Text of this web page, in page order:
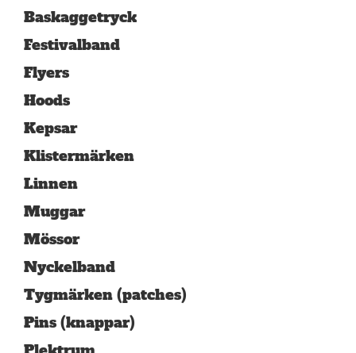
Baskaggetryck
Festivalband
Flyers
Hoods
Kepsar
Klistermärken
Linnen
Muggar
Mössor
Nyckelband
Tygmärken (patches)
Pins (knappar)